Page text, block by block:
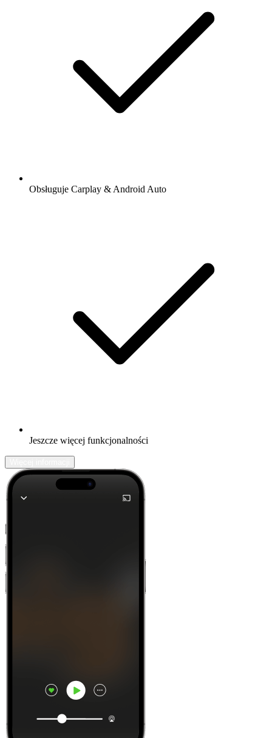
Obsługuje Carplay & Android Auto
Jeszcze więcej funkcjonalności